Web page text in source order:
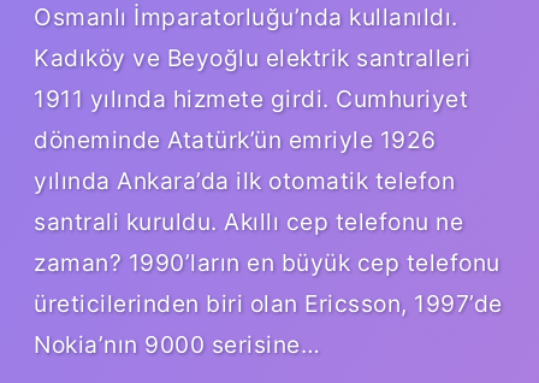
Osmanlı İmparatorluğu’nda kullanıldı.
Kadıköy ve Beyoğlu elektrik santralleri
1911 yılında hizmete girdi. Cumhuriyet
döneminde Atatürk’ün emriyle 1926
yılında Ankara’da ilk otomatik telefon
santrali kuruldu. Akıllı cep telefonu ne
zaman? 1990’ların en büyük cep telefonu
üreticilerinden biri olan Ericsson, 1997’de
Nokia’nın 9000 serisine…